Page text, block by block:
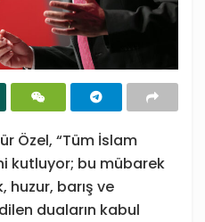
Özel, “Tüm İslam
kutluyor; bu mübarek
huzur, barış ve
duaların kabul